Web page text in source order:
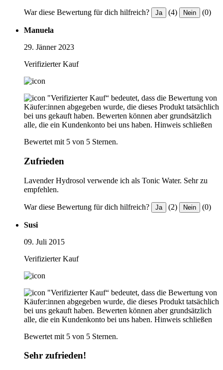
War diese Bewertung für dich hilfreich? Ja (4) Nein (0)
Manuela
29. Jänner 2023
Verifizierter Kauf
"Verifizierter Kauf“ bedeutet, dass die Bewertung von
Käufer:innen abgegeben wurde, die dieses Produkt tatsächlich
bei uns gekauft haben. Bewerten können aber grundsätzlich
alle, die ein Kundenkonto bei uns haben. Hinweis schließen
Bewertet mit 5 von 5 Sternen.
Zufrieden
Lavender Hydrosol verwende ich als Tonic Water. Sehr zu
empfehlen.
War diese Bewertung für dich hilfreich? Ja (2) Nein (0)
Susi
09. Juli 2015
Verifizierter Kauf
"Verifizierter Kauf“ bedeutet, dass die Bewertung von
Käufer:innen abgegeben wurde, die dieses Produkt tatsächlich
bei uns gekauft haben. Bewerten können aber grundsätzlich
alle, die ein Kundenkonto bei uns haben. Hinweis schließen
Bewertet mit 5 von 5 Sternen.
Sehr zufrieden!